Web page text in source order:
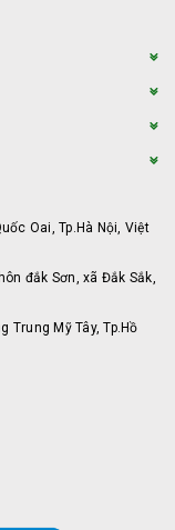
Oai, Tp.Hà Nội, Việt
đắk Sơn, xã Đắk Sắk,
Trung Mỹ Tây, Tp.Hồ